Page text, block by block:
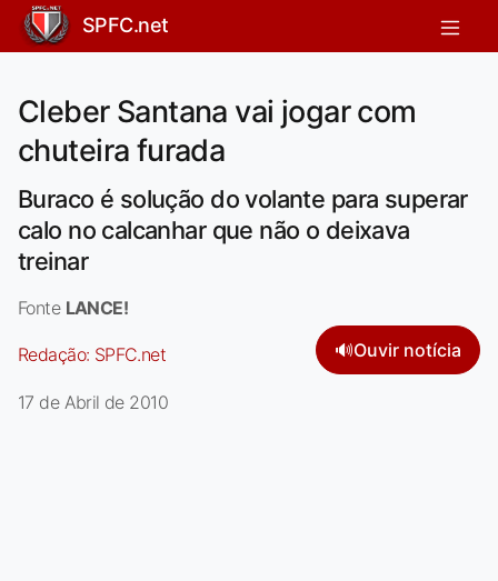
SPFC.net
Cleber Santana vai jogar com
chuteira furada
Buraco é solução do volante para superar
calo no calcanhar que não o deixava
treinar
Fonte LANCE!
Redação: SPFC.net 🔊Ouvir notícia
17 de Abril de 2010